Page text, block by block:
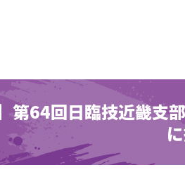
第64回日臨技近畿支